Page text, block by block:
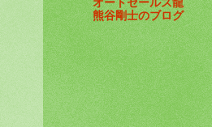
熊谷剛士のブログ